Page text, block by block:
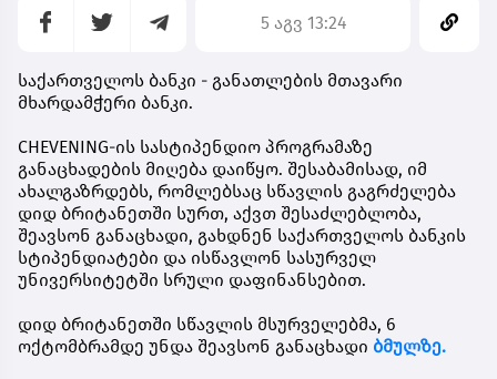
5 აგვ 13:24
საქართველოს ბანკი - განათლების მთავარი
მხარდამჭერი ბანკი.
CHEVENING-ის სასტიპენდიო პროგრამაზე
განაცხადების მიღება დაიწყო. შესაბამისად, იმ
ახალგაზრდებს, რომლებსაც სწავლის გაგრძელება
დიდ ბრიტანეთში სურთ, აქვთ შესაძლებლობა,
შეავსონ განაცხადი, გახდნენ საქართველოს ბანკის
სტიპენდიატები და ისწავლონ სასურველ
უნივერსიტეტში სრული დაფინანსებით.
დიდ ბრიტანეთში სწავლის მსურველებმა, 6
ოქტომბრამდე უნდა შეავსონ განაცხადი ბმულზე.